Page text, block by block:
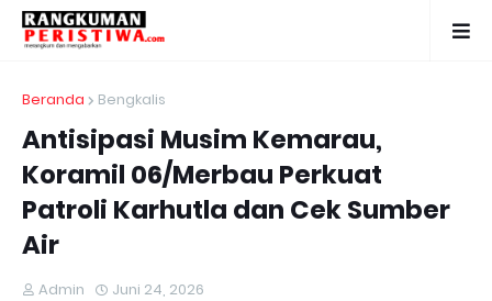
Beranda Bengkalis
Antisipasi Musim Kemarau,
Koramil 06/Merbau Perkuat
Patroli Karhutla dan Cek Sumber
Air
Admin Juni 24, 2026